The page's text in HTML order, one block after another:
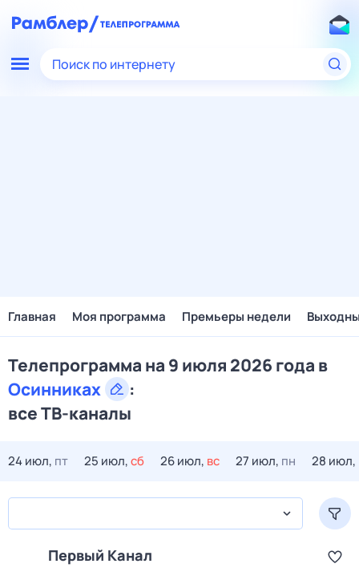
Поиск по интернету
Главная Моя программа Премьеры недели
Телепрограмма на 9 июля 2026 года в
Осинниках
:
все ТВ-каналы
24 июл, пт 25 июл,сб 26 июл, вс 27 июл, пн 28 июл,
Первый Канал